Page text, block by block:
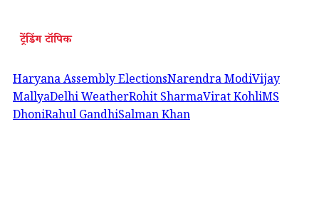
ट्रेंडिंग टॉपिक
Haryana Assembly ElectionsNarendra ModiVijay
MallyaDelhi WeatherRohit SharmaVirat KohliMS
DhoniRahul GandhiSalman Khan